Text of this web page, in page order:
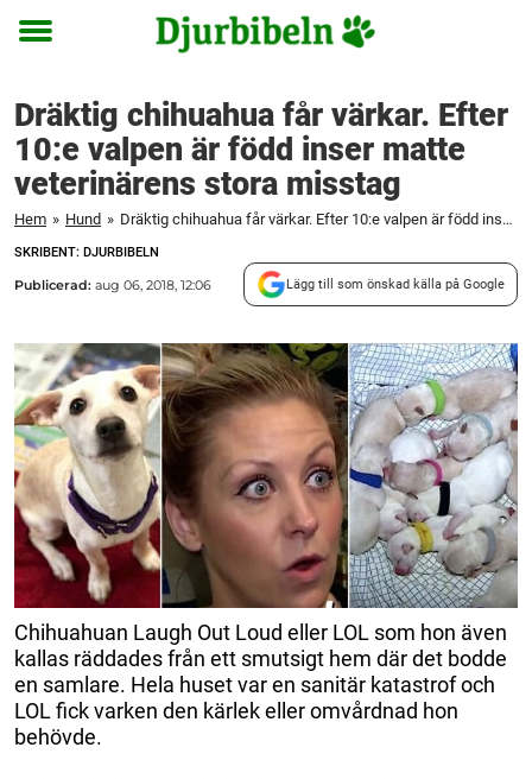
Toggle
Dräktig chihuahua får värkar. Efter
10:e valpen är född inser matte
veterinärens stora misstag
Hem » Hund » Dräktig chihuahua får värkar. Efter 10:e valpen är född inser matte veterinärens stora misstag
SKRIBENT: DJURBIBELN
Publicerad: aug 06, 2018, 12:06 Lägg till som önskad källa på Google
Chihuahuan Laugh Out Loud eller LOL som hon även
kallas räddades från ett smutsigt hem där det bodde
en samlare. Hela huset var en sanitär katastrof och
LOL fick varken den kärlek eller omvårdnad hon
behövde.